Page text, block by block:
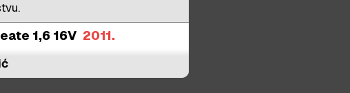
1,6 16V 2011.